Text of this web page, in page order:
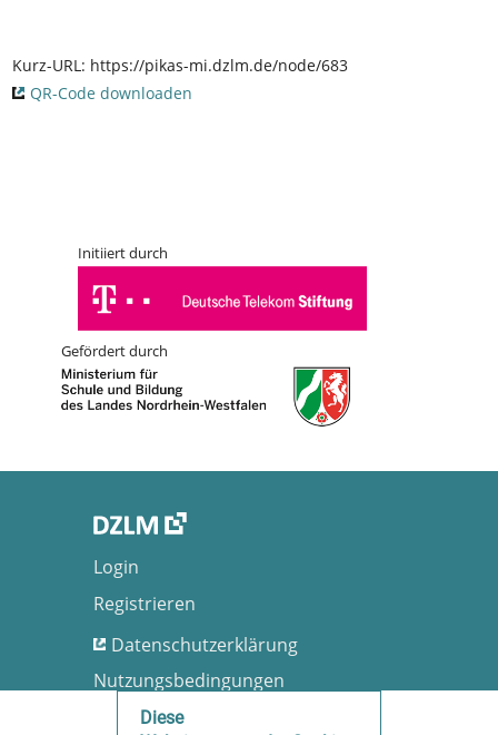
Kurz-URL: https://pikas-mi.dzlm.de/node/683
QR-Code downloaden
Initiiert durch
Gefördert durch
Login
Registrieren
Datenschutzerklärung
Nutzungsbedingungen
Barrierefreiheit
Diese